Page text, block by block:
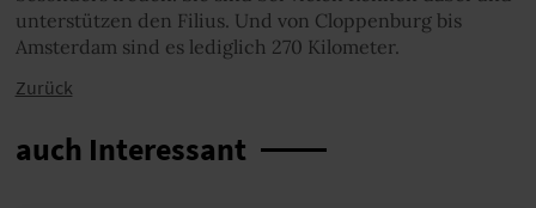
unterstützen den Filius. Und von Cloppenburg bis
Amsterdam sind es lediglich 270 Kilometer.
Zurück
auch Interessant